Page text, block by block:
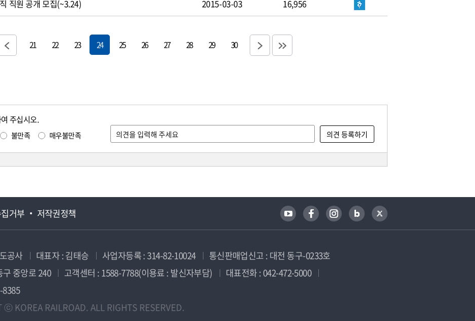
직원 공개 모집(~3.24) 2015-03-03 16,956
21 22 23 24 25 26 27 28 29 30
주십시오.
불만족 매우불만족
거부 저작권정책
공사 대표자 : 김태승 사업자등록 : 314-82-10024
통신판매업신고 : 대전 동구-0233호
중앙로 240
고객센터 : 1588-7788(이용료 : 발신자부담)
대표전화 : 042-472-5000
8385
ⓒ KOREA RAILROAD. ALL RIGHTS RESERVED.